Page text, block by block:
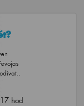
hod